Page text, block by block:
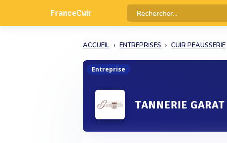
FranceCuir
ACCUEIL ENTREPRISES CUIR PEAUSSERIE
Entreprise
TANNERIE